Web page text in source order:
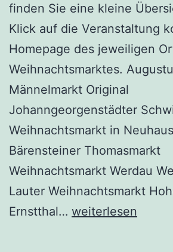
finden Sie eine kleine
Klick auf die Veranstaltung
Homepage des jeweiligen
Weihnachtsmarktes.
Männelmarkt Original
Johanngeorgenstädter
Weihnachtsmarkt in
Bärensteiner Thomasmarkt
Weihnachtsmarkt Werdau
Lauter Weihnachtsmarkt
Ernstthal… Weihnachtmärkte
weiterlesen